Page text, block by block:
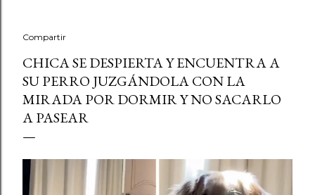
Compartir
CHICA SE DESPIERTA Y ENCUENTRA A
SU PERRO JUZGÁNDOLA CON LA
MIRADA POR DORMIR Y NO SACARLO
A PASEAR